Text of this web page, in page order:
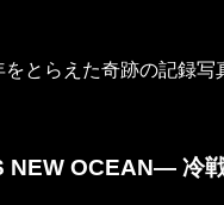
とらえた奇跡の記録写
OCEAN— 冷